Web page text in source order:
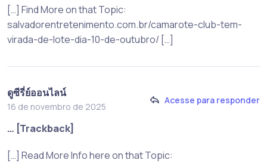
[…] Find More on that Topic:
salvadorentretenimento.com.br/camarote-club-tem-
virada-de-lote-dia-10-de-outubro/ […]
ดูซีรี่ย์ออนไลน์
16 de novembro de 2025
Acesse para responder
… [Trackback]
[…] Read More Info here on that Topic: